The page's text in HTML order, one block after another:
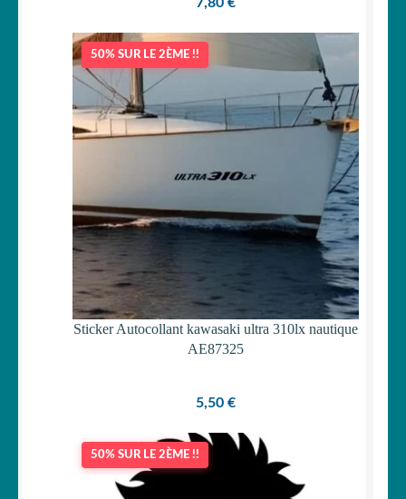
50% SUR LE 2ÈME !!
Sticker Autocollant kawasaki ultra 310lx nautique
AE87325
5,50 €
50% SUR LE 2ÈME !!